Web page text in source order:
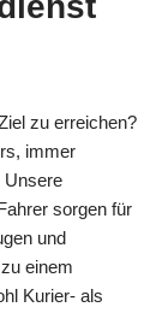
zu erreichen?
immer
Unsere
sorgen für
und
einem
Kurier- als